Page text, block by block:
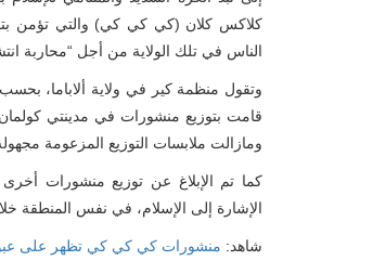
كلاكس كلان (كي كي كي) والتي تؤمن
الناس في تلك الولاية من أجل “محاربة
وتقول منظمة كير في ولاية ألاباما،
قامت بتوزيع منشورات في مدينتي
ومازالت ملابسات التوزيع المزعومة
كما تم الإبلاغ عن توزيع منشورات
الإشارة إلى الإسلام، في نفس المنطقة
شاهد: منشورات كي كي كي تظهر على